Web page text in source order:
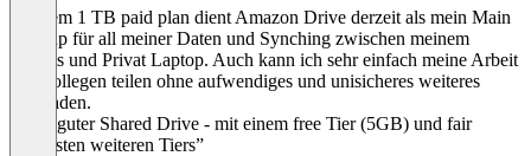
Mit dem 1 TB paid plan dient Amazon Drive derzeit als mein Main
Backup für all meiner Daten und Synching zwischen meinem
Arbeits und Privat Laptop. Auch kann ich sehr einfach meine Arbeit
mit Kollegen teilen ohne aufwendiges und unisicheres weiteres
hochladen.
“Sehr guter Shared Drive - mit einem free Tier (5GB) und fair
bepreisten weiteren Tiers”